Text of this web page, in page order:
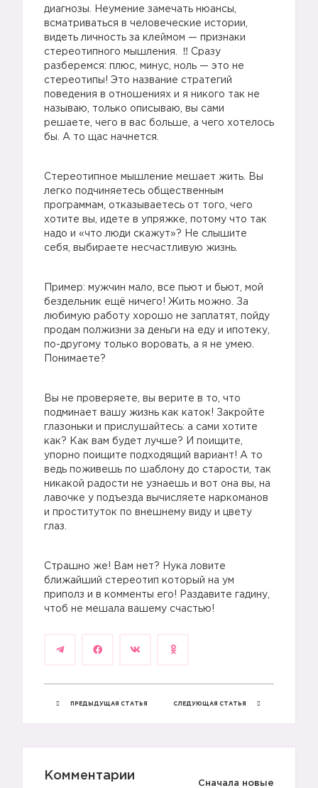
😩
😩
диагнозы. Неумение замечать нюансы,
всматриваться в человеческие истории,
видеть личность за клеймом — признаки
стереотипного мышления.
Сразу
разберемся: плюс, минус, ноль — это не
стереотипы! Это название стратегий
поведения в отношениях и я никого так не
называю, только описываю, вы сами
решаете, чего в вас больше, а чего хотелось
бы. А то щас начнется.
Стереотипное мышление мешает жить. Вы
легко подчиняетесь общественным
программам, отказываетесь от того, чего
хотите вы, идете в упряжке, потому что так
надо и «что люди скажут»? Не слышите
себя, выбираете несчастливую жизнь.
Пример: мужчин мало, все пьют и бьют, мой
бездельник ещё ничего! Жить можно. За
любимую работу хорошо не заплатят, пойду
продам полжизни за деньги на еду и ипотеку,
по-другому только воровать, а я не умею.
Понимаете?
Вы не проверяете, вы верите в то, что
подминает вашу жизнь как каток! Закройте
глазоньки и прислушайтесь: а сами хотите
как? Как вам будет лучше? И поищите,
упорно поищите подходящий вариант! А то
ведь поживешь по шаблону до старости, так
никакой радости не узнаешь и вот она вы, на
лавочке у подъезда вычисляете наркоманов
и проституток по внешнему виду и цвету
глаз.
Страшно же! Вам нет? Нука ловите
ближайший стереотип который на ум
приполз и в комменты его! Раздавите гадину,
чтоб не мешала вашему счастью!
ПРЕДЫДУЩАЯ СТАТЬЯ СЛЕДУЮЩАЯ СТАТЬЯ
Комментарии
Сначала новые